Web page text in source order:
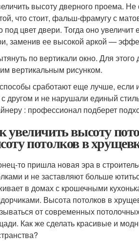
высоту дверного проема.
что стоит, фальш-фрамугу с
под цвет двери. Тогда оно
заменив ее высокой аркой —
по вертикали окно. Для
вертикальным рисунком.
сработают еще лучше, если
с другом и не нарушали единый
: профессионал подберет
увеличить высоту
потолков в
то пришла новая эра в
и не заставляют больше
в домах с крошечными
Высота потолков в
от современных
Как же сделать красивые и